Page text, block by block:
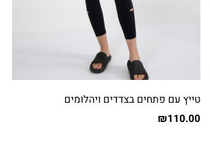
טייץ עם פתחים בצדדים ויהלומים
₪110.00